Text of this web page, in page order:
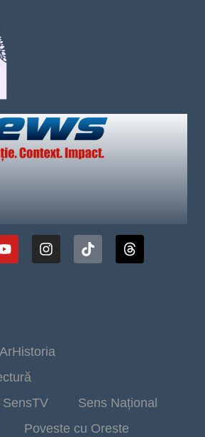
ArHistoria
Sens Național
Poveste cu Oreste